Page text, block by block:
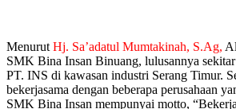
Menurut Hj. Sa’adatul Mumtakinah, S.Ag,
SMK Bina Insan Binuang, lulusannya
PT. INS di kawasan industri Serang Timur.
bekerjasama dengan beberapa perusahaan
SMK Bina Insan mempunyai motto,